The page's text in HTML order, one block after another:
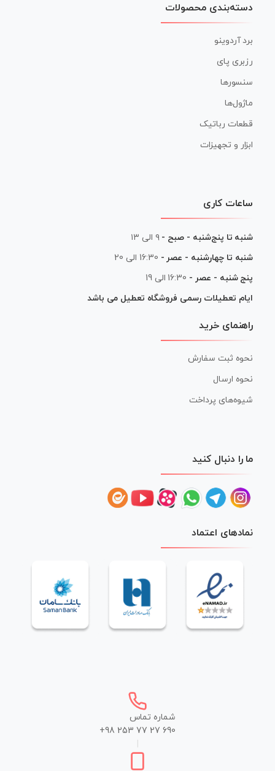
دسته‌بندی محصولات
برد آردوینو
رزبری پای
سنسورها
ماژول‌ها
قطعات رباتیک
ابزار و تجهیزات
ساعات کاری
شنبه تا پنج‌شنبه - صبح - ۹ الی ۱۳
شنبه تا چهارشنبه - عصر - 16:30 الی 20
پنج شنبه - عصر - 16:30 الی 19
ایام تعطیلات رسمی فروشگاه تعطیل می باشد
راهنمای خرید
نحوه ثبت سفارش
نحوه ارسال
شیوه‌های پرداخت
ما را دنبال کنید
نمادهای اعتماد
شماره تماس
+98 253 77 27 690